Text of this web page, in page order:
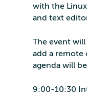
with the
and text
The event
add a remote
agenda will
9:00-10:30